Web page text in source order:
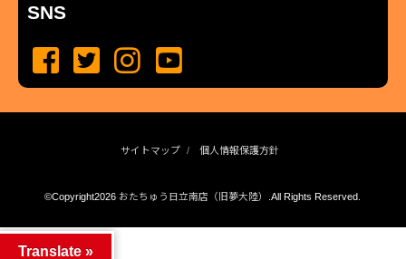
SNS
サイトマップ 個人情報保護方針
©Copyright2026 おたちゅう日立南店（旧夢大陸） .All Rights Reserved.
Translate »